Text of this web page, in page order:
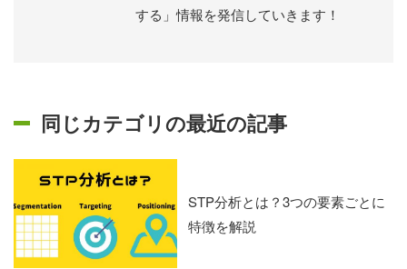
する」情報を発信していきます！
同じカテゴリの最近の記事
STP分析とは？3つの要素ごとに
特徴を解説